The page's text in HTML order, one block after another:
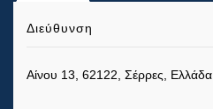
Διεύθυνση
Αίνου 13, 62122, Σέρρες, Ελλάδα